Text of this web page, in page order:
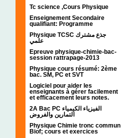
Tc science ,Cours Physique
Enseignement Secondaire
qualifiant: Programme
Physique TCSC جذع مشترك
علمي
Epreuve physique-chimie-bac-
session rattrapage-2013
Physique cours résumé: 2ème
bac. SM, PC et SVT
Logiciel pour aider les
enseignants à gérer facilement
et efficacement leurs notes.
2A Bac PC الفيزياء الكيمياء
التمارين والفروض
Physique Chimie tronc commun
Biof; cours et exercices